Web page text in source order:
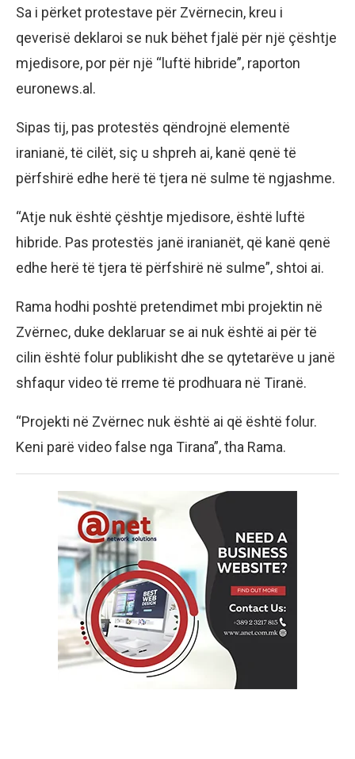
Sa i përket protestave për Zvërnecin, kreu i
qeverisë deklaroi se nuk bëhet fjalë për një çështje
mjedisore, por për një “luftë hibride”, raporton
euronews.al.
Sipas tij, pas protestës qëndrojnë elementë
iranianë, të cilët, siç u shpreh ai, kanë qenë të
përfshirë edhe herë të tjera në sulme të ngjashme.
“Atje nuk është çështje mjedisore, është luftë
hibride. Pas protestës janë iranianët, që kanë qenë
edhe herë të tjera të përfshirë në sulme”, shtoi ai.
Rama hodhi poshtë pretendimet mbi projektin në
Zvërnec, duke deklaruar se ai nuk është ai për të
cilin është folur publikisht dhe se qytetarëve u janë
shfaqur video të rreme të prodhuara në Tiranë.
“Projekti në Zvërnec nuk është ai që është folur.
Keni parë video false nga Tirana”, tha Rama.